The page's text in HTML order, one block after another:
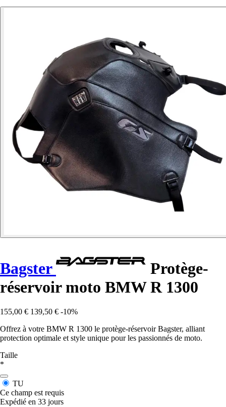
Bagster
Protège-
réservoir moto BMW R 1300
155,00 € 139,50 € -10%
Offrez à votre BMW R 1300 le protège-réservoir Bagster, alliant
protection optimale et style unique pour les passionnés de moto.
Taille
*
TU
Ce champ est requis
Expédié en 33 jours